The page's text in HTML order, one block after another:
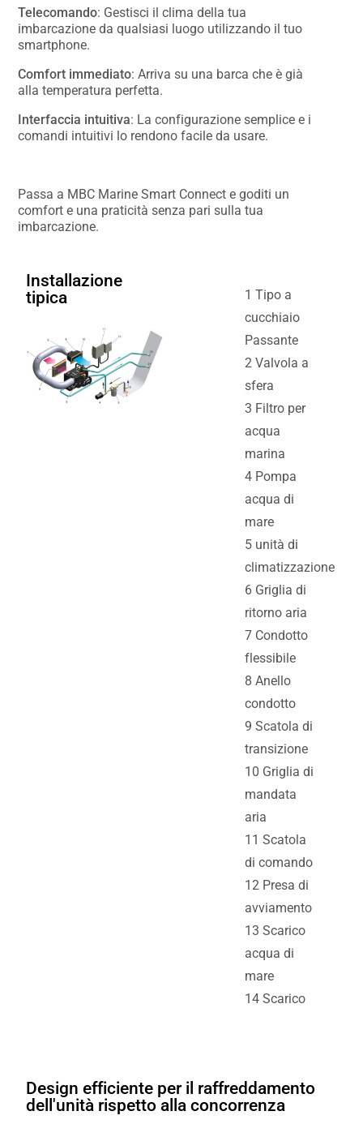
Telecomando: Gestisci il clima della tua
imbarcazione da qualsiasi luogo utilizzando il tuo
smartphone.
Comfort immediato: Arriva su una barca che è già
alla temperatura perfetta.
Interfaccia intuitiva: La configurazione semplice e i
comandi intuitivi lo rendono facile da usare.
Passa a MBC Marine Smart Connect e goditi un
comfort e una praticità senza pari sulla tua
imbarcazione.
Installazione
tipica
1 Tipo a
cucchiaio
Passante
2 Valvola a
sfera
3 Filtro per
acqua
marina
4 Pompa
acqua di
mare
5 unità di
climatizzazione
6 Griglia di
ritorno aria
7 Condotto
flessibile
8 Anello
condotto
9 Scatola di
transizione
10 Griglia di
mandata
aria
11 Scatola
di comando
12 Presa di
avviamento
13 Scarico
acqua di
mare
14 Scarico
Design efficiente per il raffreddamento
dell'unità rispetto alla concorrenza